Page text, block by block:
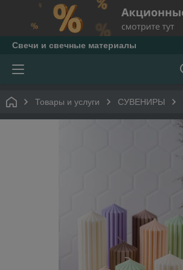
Свечи и свечные материалы
Товары и услуги СУВЕНИРЫ